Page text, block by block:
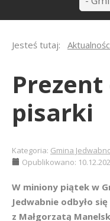
Jesteś tutaj:
Prezent
pisarki
Kategoria: Gmina
Opublikowano:
W miniony piątek w
Jedwabnie odbyło
z Małgorzatą